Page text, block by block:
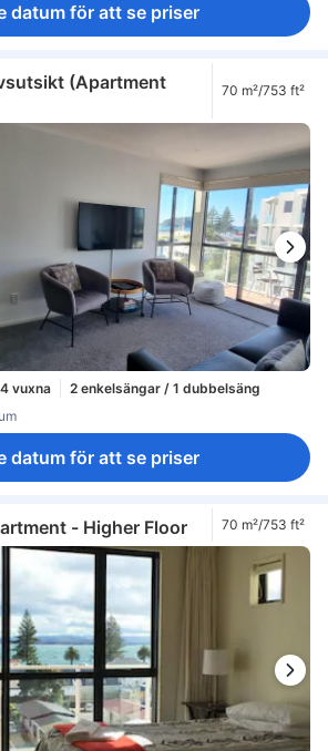
datum för att se priser
(Apartment
70 m²/753 ft²
vuxna
2 enkelsängar / 1 dubbelsäng
datum för att se priser
- Higher Floor 70 m²/753 ft²